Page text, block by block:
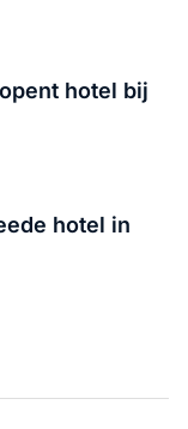
hotel bij
hotel in